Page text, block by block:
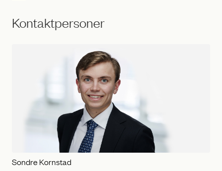
Kontaktpersoner
Sondre Kornstad